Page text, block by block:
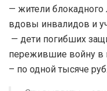
— жители
вдовы инвалидов и
— дети погибших
пережившие войну в
– по одной тысяче